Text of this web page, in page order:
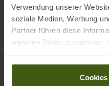
Verwendung unserer
soziale Medien, Werbung
Partner führen diese
weiteren Daten zusammen,
gesammelt haben.
-50%
NEU